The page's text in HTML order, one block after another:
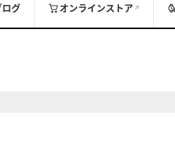
ログ オンラインストア